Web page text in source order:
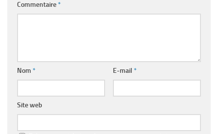
Commentaire*
Nom * E-mail *
Site web